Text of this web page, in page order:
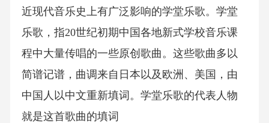
近现代音乐史上有广泛影响的学堂乐歌。学堂
乐歌，指20世纪初期中国各地新式学校音乐课
程中大量传唱的一些原创歌曲。这些歌曲多以
简谱记谱，曲调来自日本以及欧洲、美国，由
中国人以中文重新填词。学堂乐歌的代表人物
就是这首歌曲的填词